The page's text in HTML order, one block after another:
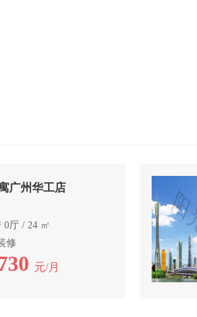
广州华工店
0厅 / 24 ㎡
修
元/月